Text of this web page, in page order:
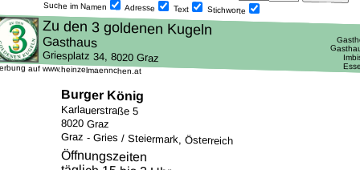
Suche im Namen Adresse Text Stich­worte
auf www.heinzelmaennchen.at
Burger König
Karlauerstraße 5
8020 Graz
Graz - Gries / Steiermark, Österreich
Öffnungszeiten